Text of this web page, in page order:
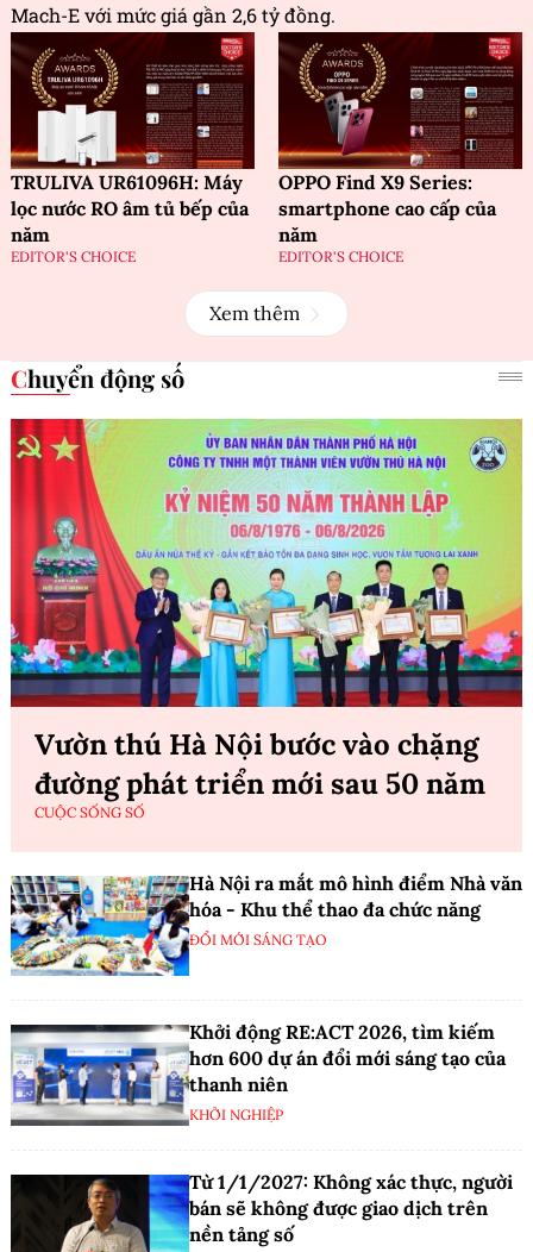
Mach-E với mức giá gần 2,6 tỷ đồng.
TRULIVA UR61096H: Máy
lọc nước RO âm tủ bếp của
năm
EDITOR'S CHOICE
OPPO Find X9 Series:
smartphone cao cấp của
năm
EDITOR'S CHOICE
Xem thêm
Chuyển động số
Vườn thú Hà Nội bước vào chặng
đường phát triển mới sau 50 năm
CUỘC SỐNG SỐ
Hà Nội ra mắt mô hình điểm Nhà văn
hóa - Khu thể thao đa chức năng
ĐỔI MỚI SÁNG TẠO
Khởi động RE:ACT 2026, tìm kiếm
hơn 600 dự án đổi mới sáng tạo của
thanh niên
KHỞI NGHIỆP
Từ 1/1/2027: Không xác thực, người
bán sẽ không được giao dịch trên
nền tảng số